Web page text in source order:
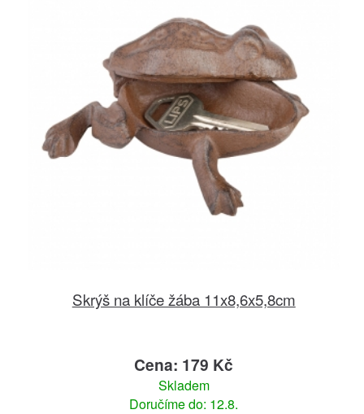
Skrýš na klíče žába 11x8,6x5,8cm
Cena: 179 Kč
Skladem
Doručíme do: 12.8.